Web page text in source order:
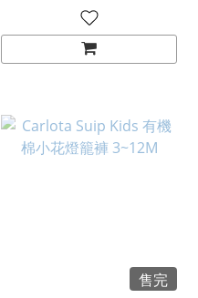
售完